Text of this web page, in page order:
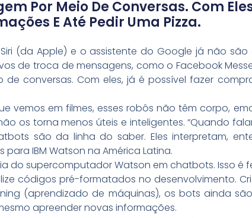
Por Meio De Conversas. Com
E Até Pedir Uma Pizza.
(da Apple) e o assistente do Google já não são
de troca de mensagens, como o Facebook
conversas. Com eles, já é possível fazer
vemos em filmes, esses robôs não têm corpo,
os torna menos úteis e inteligentes. “Quando
são da linha do saber. Eles interpretam,
para IBM Watson na América Latina.
do supercomputador Watson em chatbots. Isso é
códigos pré-formatados no desenvolvimento.
(aprendizado de máquinas), os bots ainda
apreender novas informações.